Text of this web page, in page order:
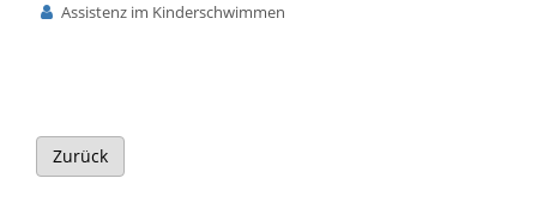
Assistenz im Kinderschwimmen
Zurück